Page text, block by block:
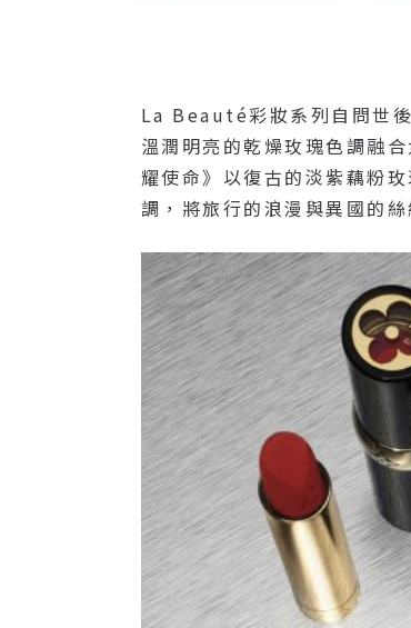
La Beauté彩妝系列自問世
溫潤明亮的乾燥玫瑰色調融
耀使命》以復古的淡紫藕粉
調，將旅行的浪漫與異國的